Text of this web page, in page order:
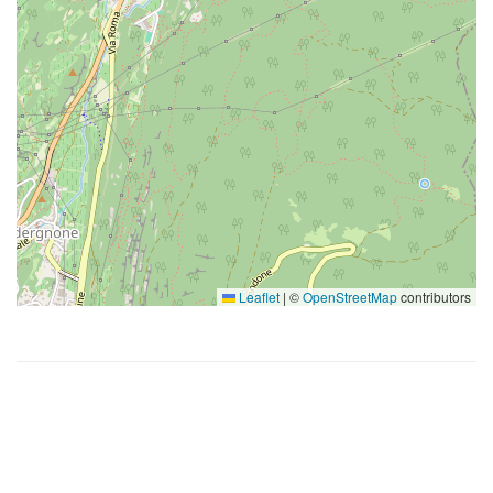
Leaflet | ©OpenStreetMapcontributors